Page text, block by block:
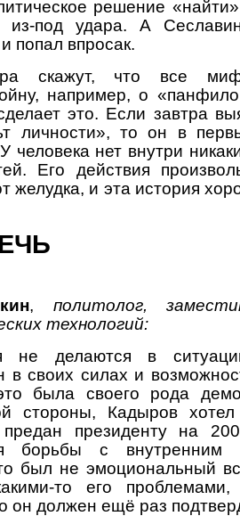
решение
из-под удара. А
попал впросак.
скажут, что все
например, о
это. Если завтра
личности», то он в
человека нет внутри
Его действия
желудка, и эта история
, политолог,
технологий:
не делаются в
в своих силах и
была своего рода
стороны, Кадыров хотел
предан президенту на
борьбы с внутренним
был не эмоциональный
то его
он должен ещё раз